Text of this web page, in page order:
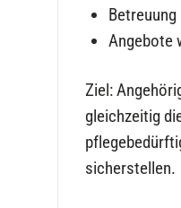
Angebote
Ziel:
gleichzeitig
sicherstellen.